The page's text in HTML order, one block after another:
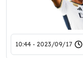
2023/09/17 - 10:44